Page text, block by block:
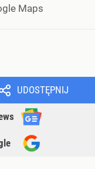
Maps
UDOSTĘPNIJ